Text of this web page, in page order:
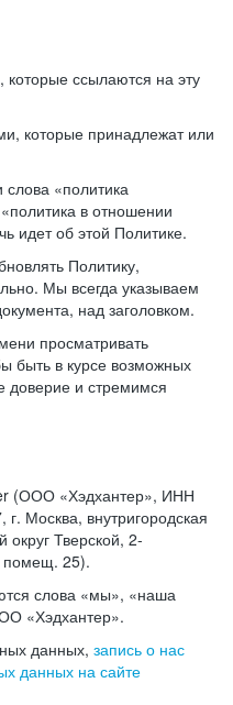
которые ссылаются на эту
которые принадлежат или
слова «политика
в отношении
идет об этой Политике.
Политику,
Мы всегда указываем
над заголовком.
просматривать
быть в курсе возможных
и стремимся
(ООО «Хэдхантер», ИНН
Москва, внутригородская
Тверской, 2-
помещ. 25).
слова «мы», «наша
«Хэдхантер».
данных, запись о нас
данных на сайте